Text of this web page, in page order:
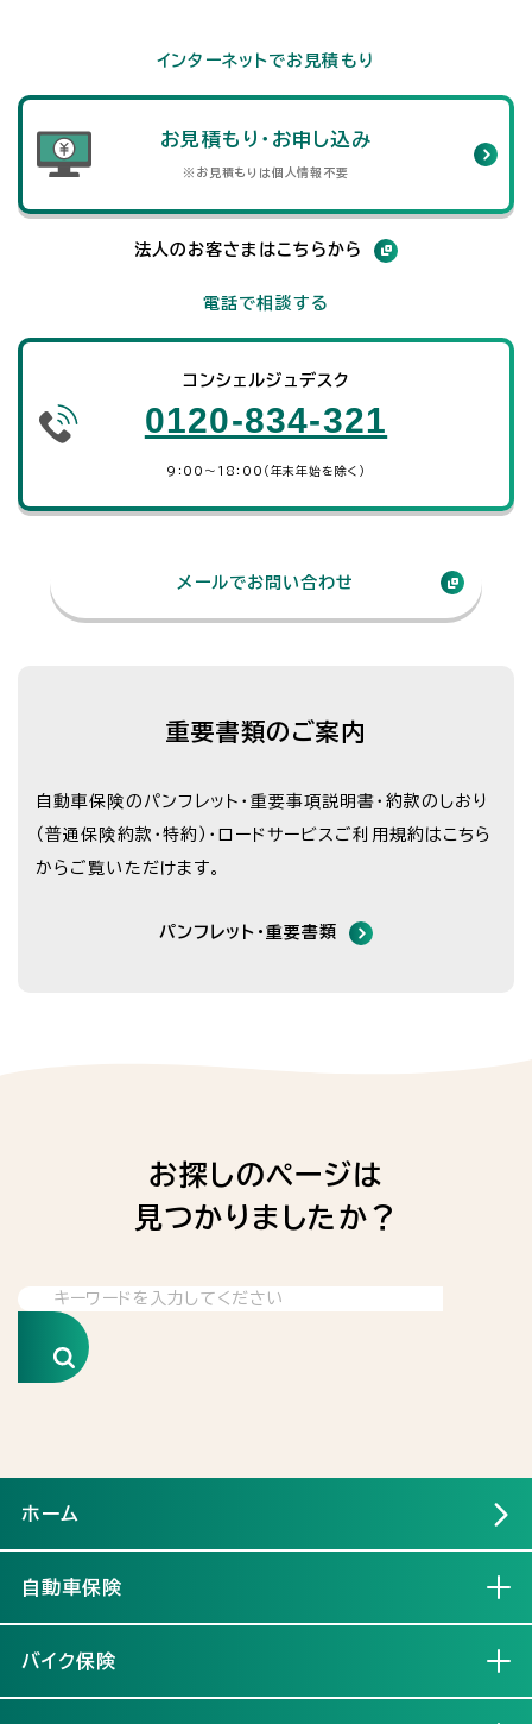
インターネットでお見積もり
お見積もり・お申し込み
※お見積もりは個人情報不要
法人のお客さまはこちらから
電話で相談する
コンシェルジュデスク
0120-834-321
9：00～18：00（年末年始を除く）
メールでお問い合わせ
重要書類のご案内
自動車保険のパンフレット・重要事項説明書・約款のしおり
（普通保険約款・特約）・ ロードサービスご利用規約はこちら
からご覧いただけます。
パンフレット・重要書類
お探しのページは
見つかりましたか？
検索
ホーム
自動車保険
バイク保険